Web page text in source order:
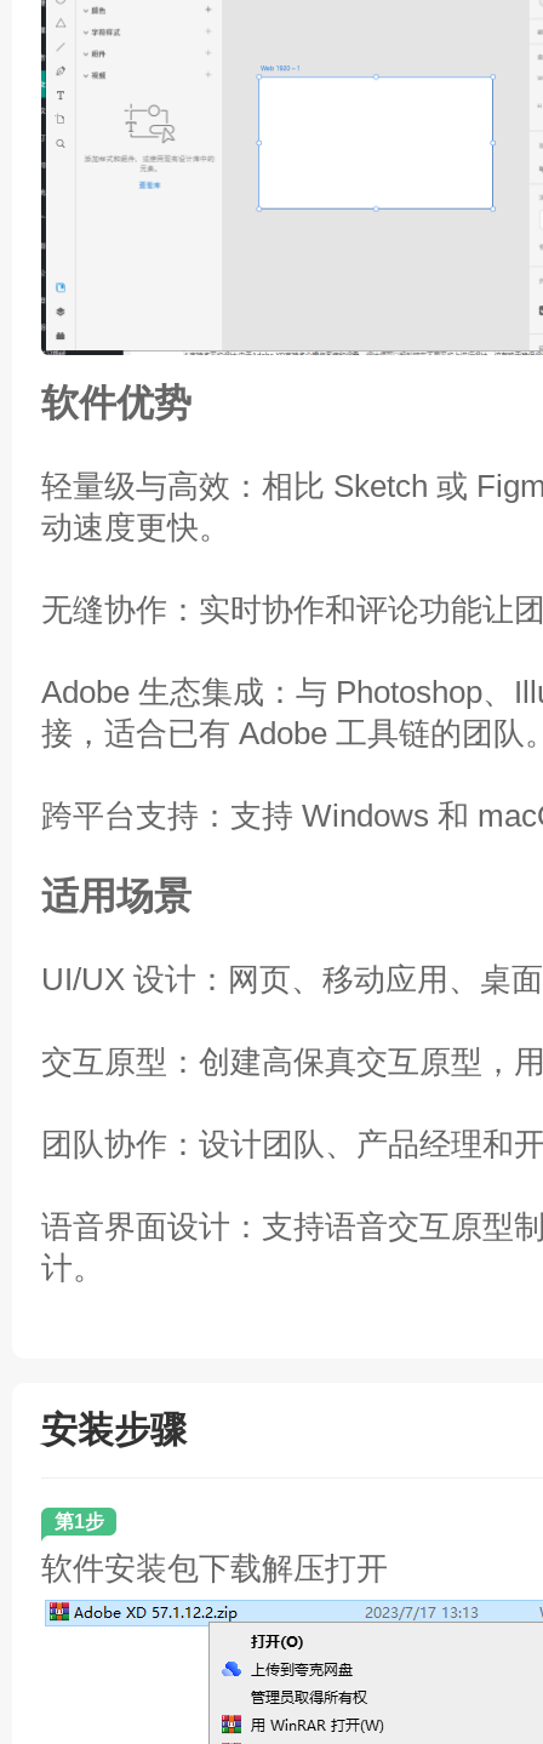
软件优势
轻量级与高效：相比 Sketch 或
动速度更快。
无缝协作：实时协作和评论功能让
Adobe 生态集成：与 Photoshop、
接，适合已有 Adobe 工具链的团队
跨平台支持：支持 Windows 和
适用场景
UI/UX 设计：网页、移动应用、桌
交互原型：创建高保真交互原型，
团队协作：设计团队、产品经理和
语音界面设计：支持语音交互原型
计。
安装步骤
第1步
软件安装包下载解压打开